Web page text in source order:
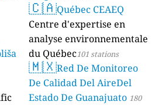
🇨🇦Québec CEAEQ
Centre d'expertise en
analyse environnementale
du Québec101 stations
🇲🇽Red De Monitoreo
De Calidad Del AireDel
Estado De Guanajuato 180